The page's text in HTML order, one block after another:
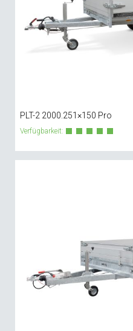
PLT-2 2000.251×150 Pro
Verfügbarkeit: